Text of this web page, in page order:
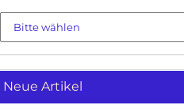
Neue Artikel